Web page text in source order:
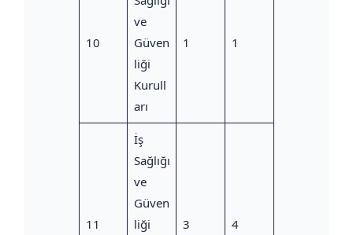
10
ve
Güven
liği
Kurull
arı
1 1
11
İş
Sağlığı
ve
Güven
liği
3 4